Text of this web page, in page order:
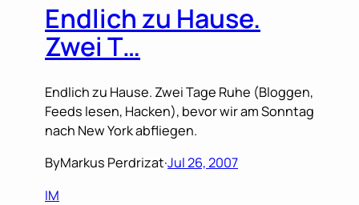
Endlich zu Hause.
Zwei T…
Endlich zu Hause. Zwei Tage Ruhe (Bloggen,
Feeds lesen, Hacken), bevor wir am Sonntag
nach New York abfliegen.
ByMarkus Perdrizat·Jul 26, 2007
IM